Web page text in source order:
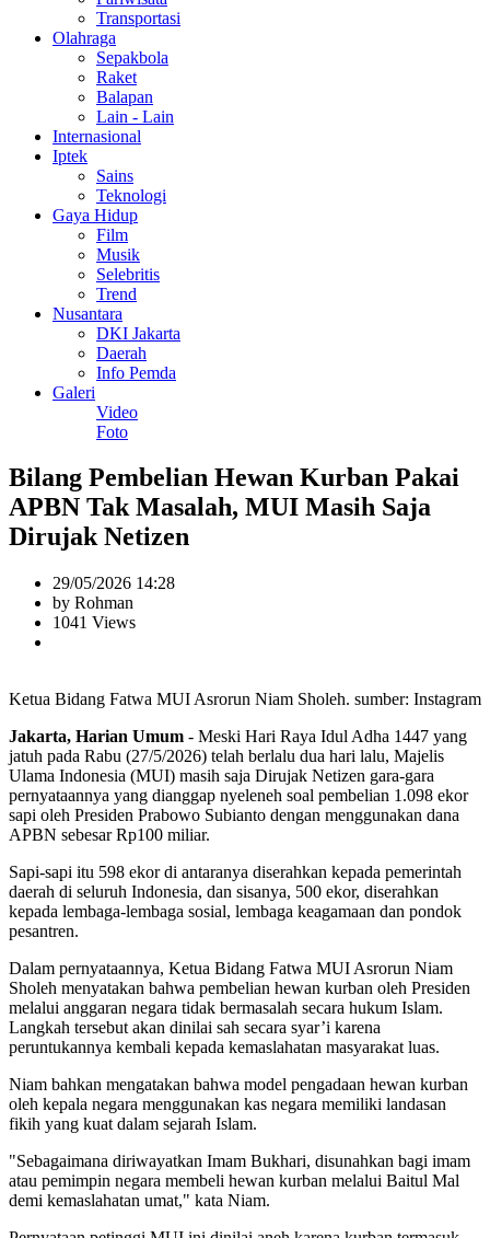
Transportasi
Olahraga
Sepakbola
Raket
Balapan
Lain - Lain
Internasional
Iptek
Sains
Teknologi
Gaya Hidup
Film
Musik
Selebritis
Trend
Nusantara
DKI Jakarta
Daerah
Info Pemda
Galeri
Video
Foto
Bilang Pembelian Hewan Kurban Pakai
APBN Tak Masalah, MUI Masih Saja
Dirujak Netizen
29/05/2026 14:28
by Rohman
1041 Views
Ketua Bidang Fatwa MUI Asrorun Niam Sholeh. sumber: Instagram
Jakarta, Harian Umum - Meski Hari Raya Idul Adha 1447 yang
jatuh pada Rabu (27/5/2026) telah berlalu dua hari lalu, Majelis
Ulama Indonesia (MUI) masih saja Dirujak Netizen gara-gara
pernyataannya yang dianggap nyeleneh soal pembelian 1.098 ekor
sapi oleh Presiden Prabowo Subianto dengan menggunakan dana
APBN sebesar Rp100 miliar.
Sapi-sapi itu 598 ekor di antaranya diserahkan kepada pemerintah
daerah di seluruh Indonesia, dan sisanya, 500 ekor, diserahkan
kepada lembaga-lembaga sosial, lembaga keagamaan dan pondok
pesantren.
Dalam pernyataannya, Ketua Bidang Fatwa MUI Asrorun Niam
Sholeh menyatakan bahwa pembelian hewan kurban oleh Presiden
melalui anggaran negara tidak bermasalah secara hukum Islam.
Langkah tersebut akan dinilai sah secara syar’i karena
peruntukannya kembali kepada kemaslahatan masyarakat luas.
Niam bahkan mengatakan bahwa model pengadaan hewan kurban
oleh kepala negara menggunakan kas negara memiliki landasan
fikih yang kuat dalam sejarah Islam.
"Sebagaimana diriwayatkan Imam Bukhari, disunahkan bagi imam
atau pemimpin negara membeli hewan kurban melalui Baitul Mal
demi kemaslahatan umat," kata Niam.